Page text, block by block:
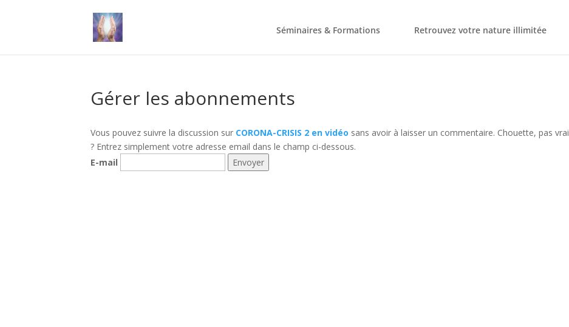
Séminaires & Formations Retrouvez votre nature illimitée
Gérer les abonnements
Vous pouvez suivre la discussion sur CORONA-CRISIS 2 en vidéo sans avoir à laisser un commentaire. Chouette, pas vrai
? Entrez simplement votre adresse email dans le champ ci-dessous.
E-mail